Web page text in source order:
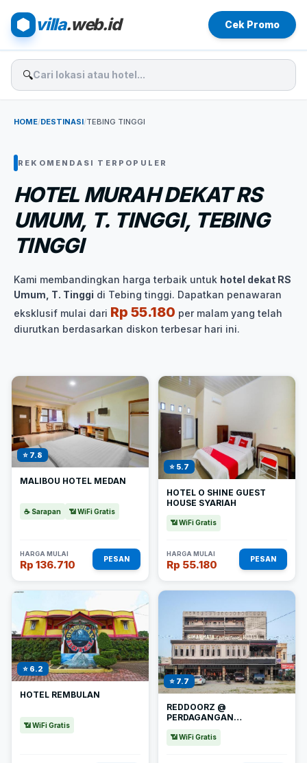
villa.web.id Cek Promo
🔍
HOME/DESTINASI/TEBING TINGGI
REKOMENDASI TERPOPULER
HOTEL MURAH DEKAT RS
UMUM, T. TINGGI, TEBING
TINGGI
Kami membandingkan harga terbaik untuk hotel dekat RS
Umum, T. Tinggi di Tebing tinggi. Dapatkan penawaran
eksklusif mulai dari Rp 55.180 per malam yang telah
diurutkan berdasarkan diskon terbesar hari ini.
⭐ 7.8
MALIBOU HOTEL MEDAN
☕ Sarapan 📶 WiFi Gratis
HARGA MULAI
Rp 136.710 PESAN
⭐ 5.7
HOTEL O SHINE GUEST
HOUSE SYARIAH
📶 WiFi Gratis
HARGA MULAI
Rp 55.180 PESAN
⭐ 6.2
HOTEL REMBULAN
📶 WiFi Gratis
⭐ 7.7
REDDOORZ @
PERDAGANGAN
📶 WiFi Gratis